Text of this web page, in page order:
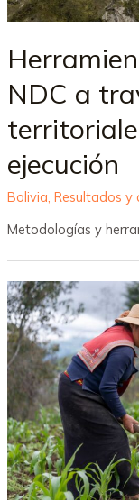
NDC a
ejecución
Bolivia, Resultados y
Metodologías y